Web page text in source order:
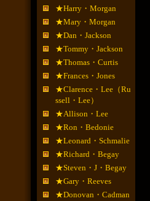
★Harry・Morgan
★Mary・Morgan
★Dan・Jackson
★Tommy・Jackson
★Thomas・Curtis
★Frances・Jones
★Clarence・Lee（Ru
ssell・Lee）
★Allison・Lee
★Ron・Bedonie
★Leonard・Schmalie
★Richard・Begay
★Steven・J・Begay
★Gary・Reeves
★Donovan・Cadman